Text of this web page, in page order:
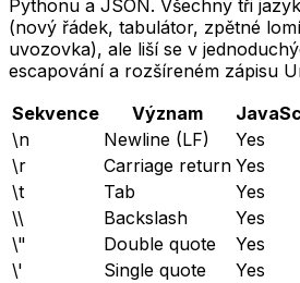
Pythonu a JSON. Všechny tři
(nový řádek, tabulátor, zpětné
uvozovka), ale liší se v
escapování a rozšíreném zápisu
Sekvence
Význam
\n
Newline (LF) Yes
\r
Carriage return Yes
\t
Tab Yes
\\
Backslash Yes
\"
Double quote Yes
\'
Single quote Yes